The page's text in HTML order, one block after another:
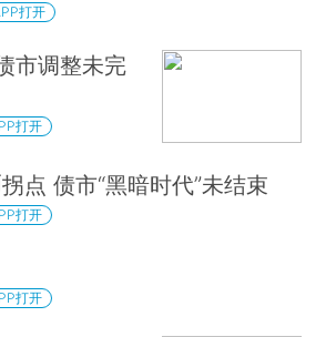
打开
市调整未完
打开
点 债市“黑暗时代”未结束
打开
打开